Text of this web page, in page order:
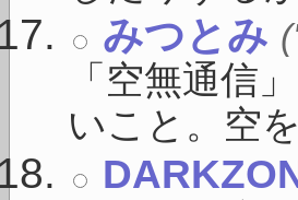
みつとみ
「空無通信
いこと。空